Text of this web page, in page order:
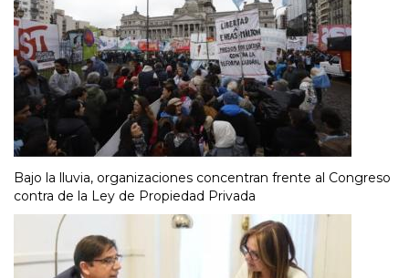
Bajo la lluvia, organizaciones concentran frente al Congreso
contra de la Ley de Propiedad Privada